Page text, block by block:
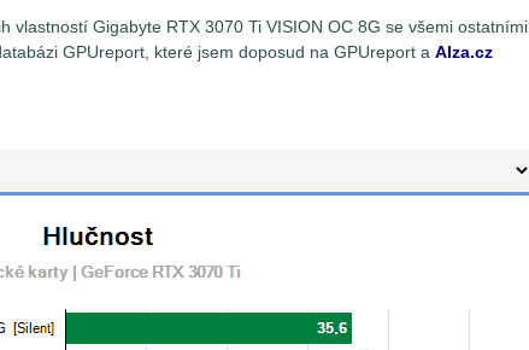
vlastností Gigabyte RTX 3070 Ti VISION OC 8G se všemi ostatními
GPUreport, které jsem doposud na GPUreport a Alza.cz